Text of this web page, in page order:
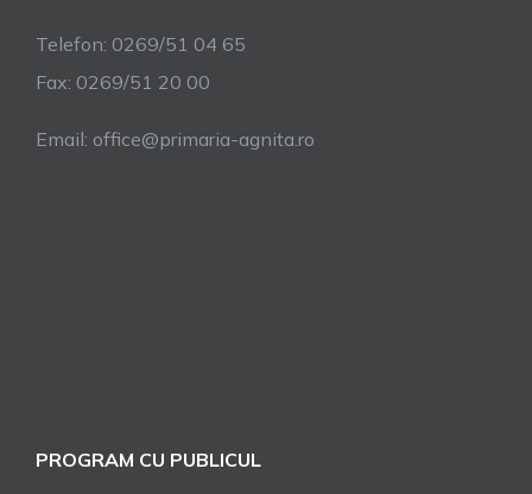
Telefon: 0269/51 04 65
Fax: 0269/51 20 00
Email: office@primaria-agnita.ro
PROGRAM CU PUBLICUL